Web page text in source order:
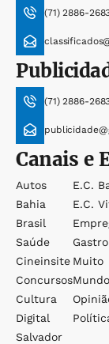
(71) 2886-
(71) 2886-
Canais e
Autos
Bahia
Brasil
Saúde
Cineinsite
Concursos
Cultura
Digital
Salvador
E.c.
E.c.
Muito
Mundo